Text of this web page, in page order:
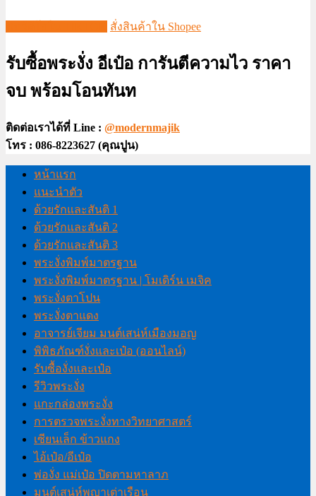
สั่งสินค้าใน Shopee
รับซื้อพระงั่ง อีเป๋อ การันตีความไว ราคา
จบ พร้อมโอนทันท
ติดต่อเราได้ที่ Line : @modernmajik
โทร : 086-8223627 (คุณปูน)
หน้าแรก
แนะนำตัว
ด้วยรักและสันติ 1
ด้วยรักและสันติ 2
ด้วยรักและสันติ 3
พระงั่งพิมพ์มาตรฐาน
พระงั่งพิมพ์มาตรฐาน | โมเดิร์น เมจิค
พระงั่งตาโปน
พระงั่งตาแดง
อาจารย์เจียม มนต์เสน่ห์เมืองมอญ
พิพิธภัณฑ์งั่งและเป๋อ (ออนไลน์)
รับซื้องั่งและเป๋อ
รีวิวพระงั่ง
แกะกล่องพระงั่ง
การตรวจพระงั่งทางวิทยาศาสตร์
เซียนเล็ก ข้าวแกง
ไอ้เป๋อ/อีเป๋อ
พ่องั่ง แม่เป๋อ ปิดตามหาลาภ
มนต์เสน่ห์พญาเต่าเรือน